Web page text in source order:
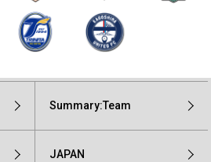
Summary:Team
JAPAN